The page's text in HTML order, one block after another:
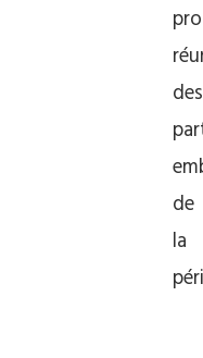
des
de
la